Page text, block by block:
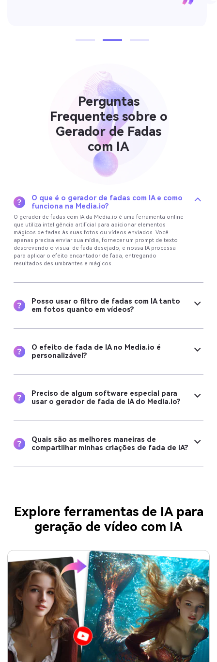
Perguntas
Frequentes sobre o
Gerador de Fadas
com IA
O que é o gerador de fadas com IA e como
funciona na Media.io?
O gerador de fadas com IA da Media.io é uma ferramenta online
que utiliza inteligência artificial para adicionar elementos
mágicos de fadas às suas fotos ou vídeos enviados. Você
apenas precisa enviar sua mídia, fornecer um prompt de texto
descrevendo o visual de fada desejado, e nossa IA processa
para aplicar o efeito encantador de fada, entregando
resultados deslumbrantes e mágicos.
Posso usar o filtro de fadas com IA tanto
em fotos quanto em vídeos?
O efeito de fada de IA no Media.io é
personalizável?
Preciso de algum software especial para
usar o gerador de fada de IA do Media.io?
Quais são as melhores maneiras de
compartilhar minhas criações de fada de IA?
Explore ferramentas de IA para
geração de vídeo com IA